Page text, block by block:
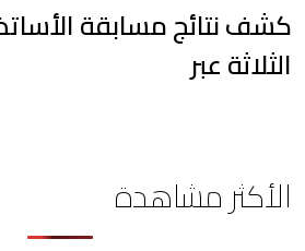
الثلاثة عبر
الأكثر مشاهدة